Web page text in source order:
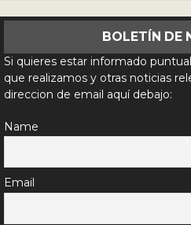
BOLETÍN DE
Si quieres estar informado
que realizamos y otras noticias
direccion de email aquí debajo:
Name
Email